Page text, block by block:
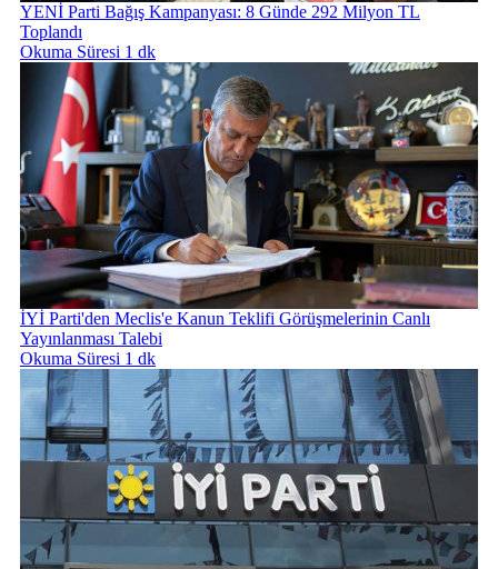
YENİ Parti Bağış Kampanyası: 8 Günde 292 Milyon TL
Toplandı
Okuma Süresi 1 dk
İYİ Parti'den Meclis'e Kanun Teklifi Görüşmelerinin Canlı
Yayınlanması Talebi
Okuma Süresi 1 dk